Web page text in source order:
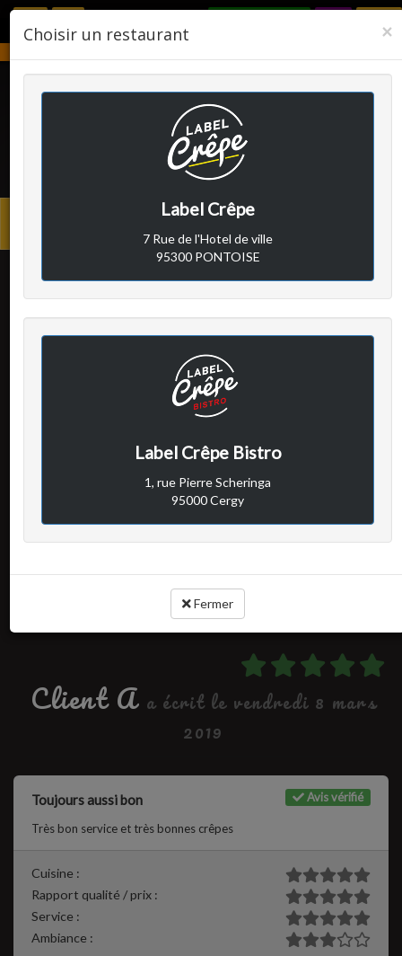
LABEL CRÊPE
Client A
a écrit le samedi 9 mars
2019
EXCELLENTE CREPERIE
Rapport qualité / prix :
Service :
Client A a écrit le vendredi 8 mars
2019
Avis vérifié
Toujours aussi bon
Très bon service et très bonnes crêpes
Cuisine :
Rapport qualité / prix :
Service :
Ambiance :
×
Choisir un restaurant
Label Crêpe
7 Rue de l'Hotel de ville
95300 PONTOISE
Label Crêpe Bistro
1, rue Pierre Scheringa
95000 Cergy
Fermer